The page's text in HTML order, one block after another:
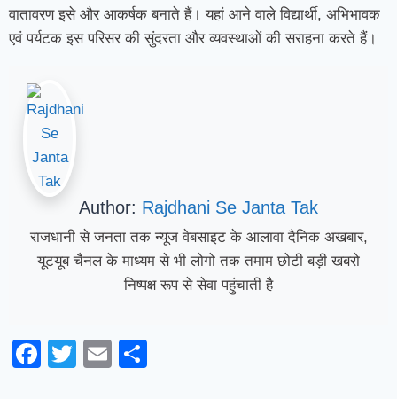
वातावरण इसे और आकर्षक बनाते हैं। यहां आने वाले विद्यार्थी, अभिभावक
एवं पर्यटक इस परिसर की सुंदरता और व्यवस्थाओं की सराहना करते हैं।
Author: Rajdhani Se Janta Tak
राजधानी से जनता तक न्यूज वेबसाइट के आलावा दैनिक अखबार,
यूटयूब चैनल के माध्यम से भी लोगो तक तमाम छोटी बड़ी खबरो
निष्पक्ष रूप से सेवा पहुंचाती है
Facebook
TwitterEmail